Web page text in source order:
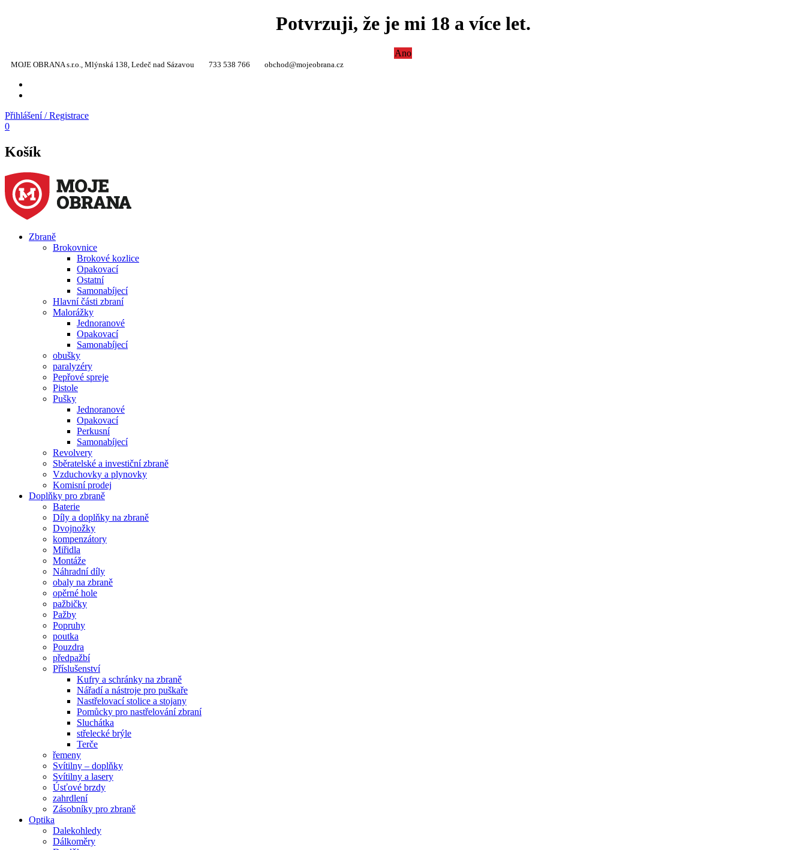
Potvrzuji, že je mi 18 a více let.
Ano
MOJE OBRANA s.r.o., Mlýnská 138, Ledeč nad Sázavou 733 538 766 obchod@mojeobrana.cz
Přihlášení / Registrace
0
Košík
Zbraně
Brokovnice
Brokové kozlice
Opakovací
Ostatní
Samonabíjecí
Hlavní části zbraní
Malorážky
Jednoranové
Opakovací
Samonabíjecí
obušky
paralyzéry
Pepřové spreje
Pistole
Pušky
Jednoranové
Opakovací
Perkusní
Samonabíjecí
Revolvery
Sběratelské a investiční zbraně
Vzduchovky a plynovky
Komisní prodej
Doplňky pro zbraně
Baterie
Díly a doplňky na zbraně
Dvojnožky
kompenzátory
Miřidla
Montáže
Náhradní díly
obaly na zbraně
opěrné hole
pažbičky
Pažby
Popruhy
poutka
Pouzdra
předpažbí
Příslušenství
Kufry a schránky na zbraně
Nářadí a nástroje pro puškaře
Nastřelovací stolice a stojany
Pomůcky pro nastřelování zbraní
Sluchátka
střelecké brýle
Terče
řemeny
Svítilny – doplňky
Svítilny a lasery
Úsťové brzdy
zahrdlení
Zásobníky pro zbraně
Optika
Dalekohledy
Dálkoměry